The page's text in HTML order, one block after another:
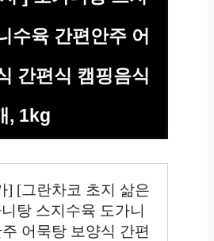
수육 간편안주 어
간편식 캠핑음식
, 1kg
] [그란차코 초지 삶은
탕 스지수육 도가니
어묵탕 보양식 간편